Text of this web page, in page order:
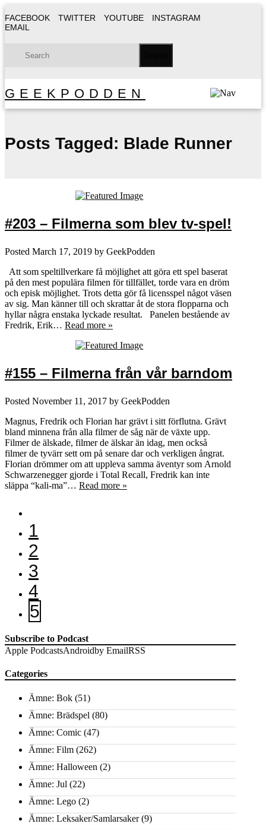
FACEBOOK TWITTER YOUTUBE
INSTAGRAM
EMAIL
GEEKPODDEN
Posts Tagged: Blade Runner
#203 – Filmerna som blev tv-spel!
Posted March 17, 2019 by GeekPodden
Att som speltillverkare få möjlighet att göra ett spel baserat
på den mest populära filmen för tillfället, torde vara en dröm
och episk möjlighet. Trots detta gör få licensspel något väsen
av sig. Man känner till och skrattar åt de stora flopparna och
hyllar några enstaka lyckade resultat. Panelen bestående av
Fredrik, Erik… Read more »
#155 – Filmerna från vår barndom
Posted November 11, 2017 by GeekPodden
Magnus, Fredrik och Florian har grävt i sitt förflutna. Grävt
bland minnena från alla filmer de såg när de växte upp.
Filmer de älskade, filmer de älskar än idag, men också
filmer de tyvärr sett om på senare dar och verkligen ångrat.
Florian drömmer om att uppleva samma äventyr som Arnold
Schwarzenegger gjorde i Total Recall, Fredrik kan inte
släppa “kali-ma”… Read more »
1
2
3
4
5
Subscribe to Podcast
Apple PodcastsAndroidby EmailRSS
Categories
Ämne: Bok (51)
Ämne: Brädspel (80)
Ämne: Comic (47)
Ämne: Film (262)
Ämne: Halloween (2)
Ämne: Jul (22)
Ämne: Lego (2)
Ämne: Leksaker/Samlarsaker(9)